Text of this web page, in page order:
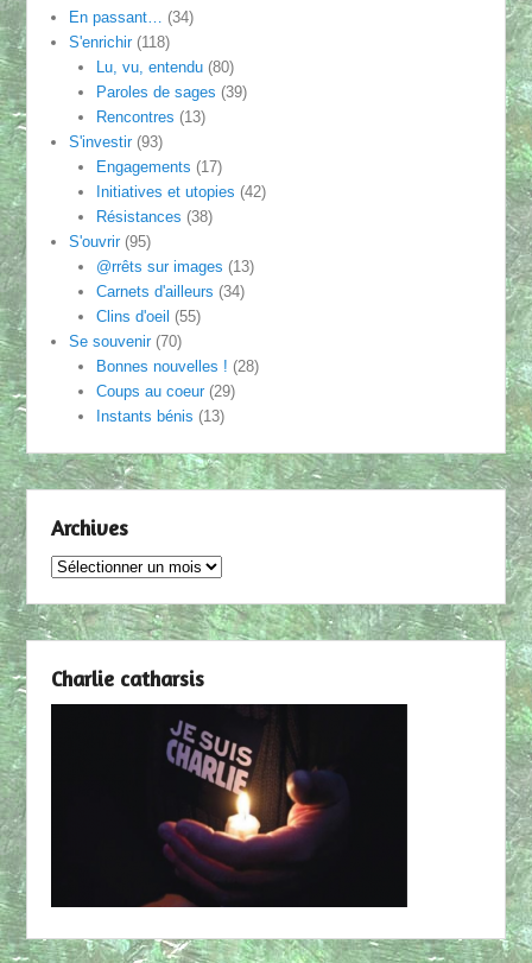
En passant…
(34)
S'enrichir(118)
Lu, vu, entendu(80)
Paroles de sages (39)
Rencontres (13)
S'investir(93)
Engagements (17)
Initiatives et utopies (42)
Résistances (38)
S'ouvrir(95)
@rrêts sur images (13)
Carnets d'ailleurs (34)
Clins d'oeil (55)
Se souvenir(70)
Bonnes nouvelles ! (28)
Coups au coeur(29)
Instants bénis (13)
Archives
Archives
Charlie catharsis